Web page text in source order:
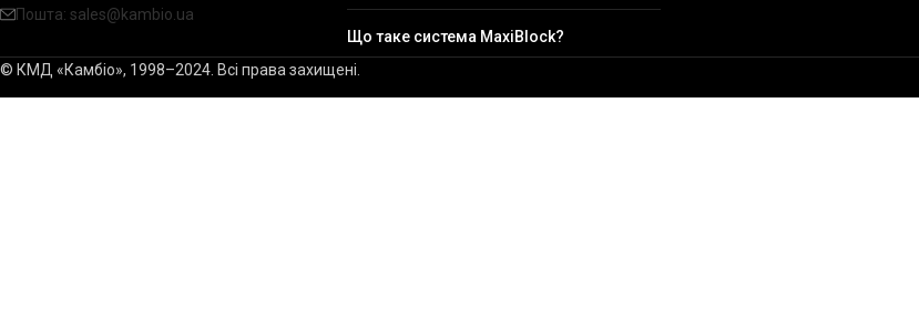
Пошта: sales@kambio.ua
Що таке система MaxiBlock?
© КМД «Камбіо», 1998–2024. Всі права захищені.